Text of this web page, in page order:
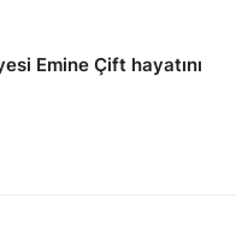
Emine Çift hayatını